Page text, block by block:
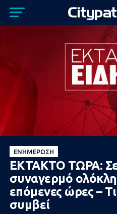
ΕΝΗΜΈΡΩΣΗ
ΕΚΤΑΚΤΟ ΤΩΡΑ: Σε
συναγερμό
επόμενες ώρες –
συμβεί